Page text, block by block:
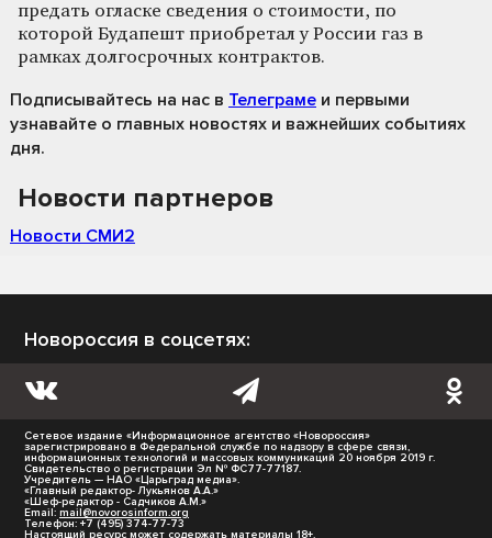
предать огласке сведения о стоимости, по
которой Будапешт приобретал у России газ в
рамках долгосрочных контрактов.
Подписывайтесь на нас в Телеграме и первыми
узнавайте о главных новостях и важнейших событиях
дня.
Новости партнеров
Новости СМИ2
Новороссия в соцсетях:
Сетевое издание «Информационное агентство «Новороссия»
зарегистрировано в Федеральной службе по надзору в сфере связи,
информационных технологий и массовых коммуникаций 20 ноября 2019 г.
Свидетельство о регистрации Эл № ФС77-77187.
Учредитель — НАО «Царьград медиа».
«Главный редактор- Лукьянов А.А.»
«Шеф-редактор - Садчиков А.М.»
Email: mail@novorosinform.org
Телефон: +7 (495) 374-77-73
Настоящий ресурс может содержать материалы 18+.